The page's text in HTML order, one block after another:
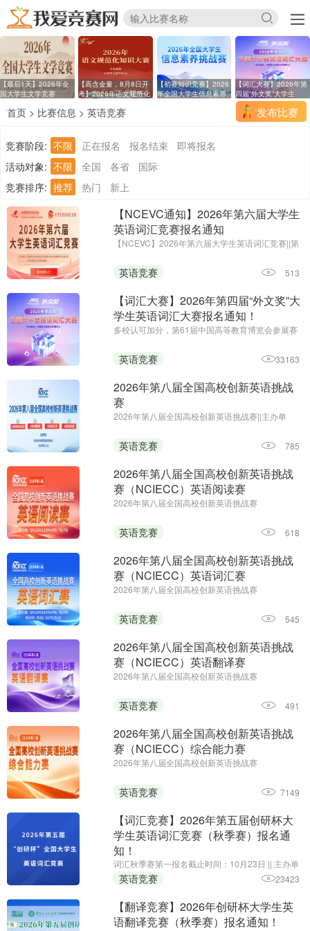
【最后1天】2026年全
国大学生文学竞赛
【高含金量，8月8日开
考】2026年语文规范化
【初赛知识竞赛】2026
年全国大学生信息素养
【词汇大赛】2026年第
四届“外文奖”大学生
发布比赛
首页 > 比赛信息 > 英语竞赛
竞赛阶段: 不限 正在报名 报名结束
即将报名
活动对象: 不限 全国 各省
国际
竞赛排序: 推荐 热门 新上
【NCEVC通知】2026年第六届大学生
英语词汇竞赛报名通知
【NCEVC】2026年第六届大学生英语词汇竞赛||第
英语竞赛 513
【词汇大赛】2026年第四届“外文奖”大
学生英语词汇大赛报名通知！
多校认可加分，第61届中国高等教育博览会参展赛
英语竞赛 33163
2026年第八届全国高校创新英语挑战
赛
2026年第八届全国高校创新英语挑战赛||主办单
杂志||报名时间：即日起—2026年12月25日
英语竞赛 785
2026年第八届全国高校创新英语挑战
赛（NCIECC）英语阅读赛
2026年第八届全国高校创新英语挑战赛
新英语挑战赛组委会、《海外英语》杂志；报名时
间：即日起—2026年12月25日
英语竞赛 618
2026年第八届全国高校创新英语挑战
赛（NCIECC）英语词汇赛
2026年第八届全国高校创新英语挑战赛
新英语挑战赛组委会、《海外英语》杂志；报名及
初赛时间：即日起至2027年1月14日
英语竞赛 545
2026年第八届全国高校创新英语挑战
赛（NCIECC）英语翻译赛
2026年第八届全国高校创新英语挑战赛
至11月26日||第二场报名时间：即日起至2027年1月
7日||主办单位：全国高校创新英语挑战赛组委会、
英语竞赛 491
2026年第八届全国高校创新英语挑战
赛（NCIECC）综合能力赛
2026年第八届全国高校创新英语挑战赛
月13日;主办单位:全国高校创新英语挑战赛组委会、
《海外英语》杂志
英语竞赛 7149
【词汇竞赛】2026年第五届创研杯大
学生英语词汇竞赛（秋季赛）报名通
知！
词汇秋季赛第一报名截止时间：10月23日 || 主办单
位：华夏文化促进会素质教育委员会，承办单位：
黑龙江省创新教育研究院、我爱竞赛网，组织单
位：创研杯大学生英语竞赛组委会
英语竞赛 23423
【翻译竞赛】2026年创研杯大学生英
语翻译竞赛（秋季赛）报名通知！